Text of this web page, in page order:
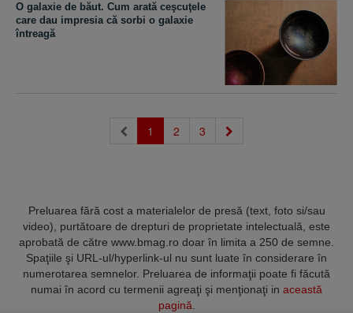
O galaxie de băut. Cum arată ceşcuţele
care dau impresia că sorbi o galaxie
întreagă
1 (current)
2 3
Preluarea fără cost a materialelor de presă (text, foto si/sau
video), purtătoare de drepturi de proprietate intelectuală, este
aprobată de către www.bmag.ro doar în limita a 250 de semne.
Spaţiile şi URL-ul/hyperlink-ul nu sunt luate în considerare în
numerotarea semnelor. Preluarea de informaţii poate fi făcută
numai în acord cu termenii agreaţi şi menţionaţi in această
pagină